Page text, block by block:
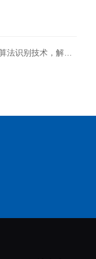
下一篇：AI算法识别技术，解锁最高级企业安防能力